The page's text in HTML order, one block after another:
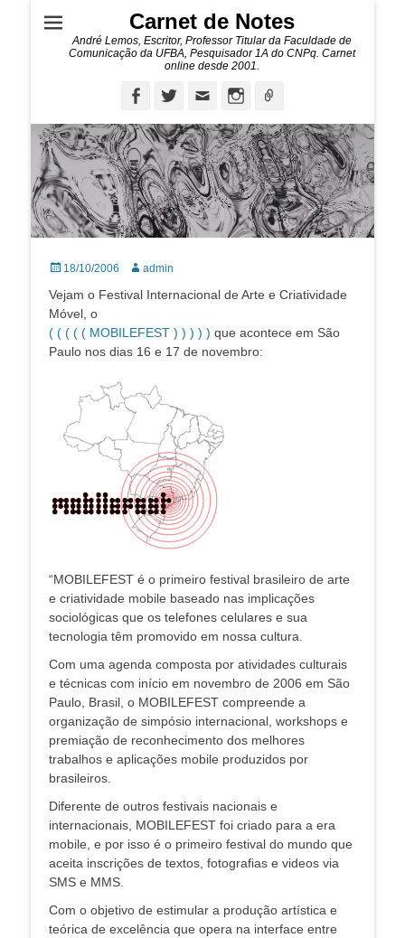
Carnet de Notes
André Lemos, Escritor, Professor Titular da Faculdade de
Comunicação da UFBA, Pesquisador 1A do CNPq. Carnet
online desde 2001.
FacebookTwitterEmail Instagram
Posted
18/10/2006 Autor:admin
Vejam o Festival Internacional de Arte e Criatividade
Móvel, o
( ( ( ( ( MOBILEFEST ) ) ) ) ) que acontece em São
Paulo nos dias 16 e 17 de novembro:
“MOBILEFEST é o primeiro festival brasileiro de arte
e criatividade mobile baseado nas implicações
sociológicas que os telefones celulares e sua
tecnologia têm promovido em nossa cultura.
Com uma agenda composta por atividades culturais
e técnicas com início em novembro de 2006 em São
Paulo, Brasil, o MOBILEFEST compreende a
organização de simpósio internacional, workshops e
premiação de reconhecimento dos melhores
trabalhos e aplicações mobile produzidos por
brasileiros.
Diferente de outros festivais nacionais e
internacionais, MOBILEFEST foi criado para a era
mobile, e por isso é o primeiro festival do mundo que
aceita inscrições de textos, fotografias e videos via
SMS e MMS.
Com o objetivo de estimular a produção artística e
teórica de excelência que opera na interface entre